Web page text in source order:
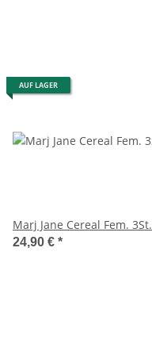
AUF LAGER
Marj Jane Cereal Fem. 3St.
24,90 € *